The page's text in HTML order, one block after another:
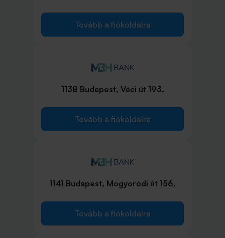
Tovább a fiókoldalra
1138 Budapest, Váci út 193.
Tovább a fiókoldalra
1141 Budapest, Mogyoródi út 156.
Tovább a fiókoldalra